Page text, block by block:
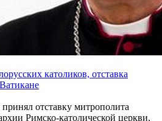
католиков, отставка
отставку митрополита
Римско-католической церкви,